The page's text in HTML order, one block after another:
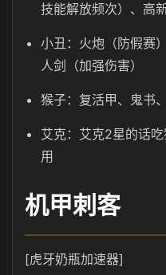
技能解放频次）、高
小丑：火炮（防假赛
人剑（加强伤害）
猴子：复活甲、鬼书
艾克：艾克2星的话
用
机甲刺客
[虎牙奶瓶加速器]